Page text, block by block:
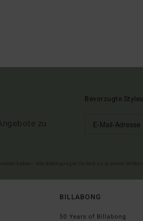
zu
Bevorzugte Styles
BILLABONG
50 Years of Billabong